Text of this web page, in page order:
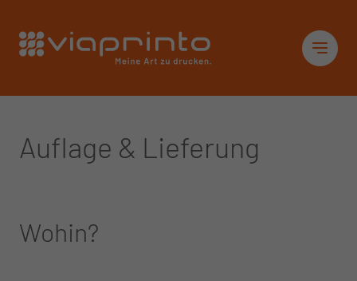
Auflage & Lieferung
Wohin?